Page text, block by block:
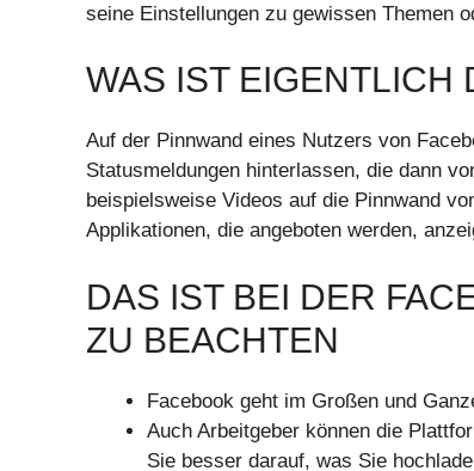
seine Einstellungen zu gewissen Themen
WAS IST EIGENTLICH
Auf der Pinnwand eines Nutzers von
Statusmeldungen hinterlassen, die dann
beispielsweise Videos auf die Pinnwand
Applikationen, die angeboten werden,
DAS IST BEI DER
ZU BEACHTEN
Facebook geht im Großen und
Auch Arbeitgeber können die
Sie besser darauf, was Sie